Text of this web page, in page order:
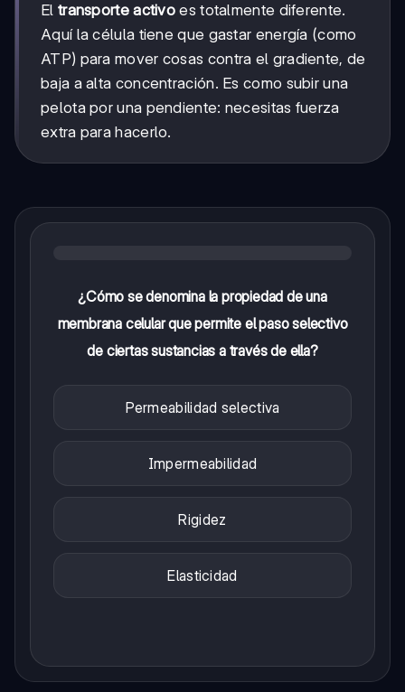
El transporte activo es totalmente diferente.
Aquí la célula tiene que gastar energía (como
ATP) para mover cosas contra el gradiente, de
baja a alta concentración. Es como subir una
pelota por una pendiente: necesitas fuerza
extra para hacerlo.
¿Cómo se denomina la propiedad de una
membrana celular que permite el paso selectivo
de ciertas sustancias a través de ella?
Permeabilidad selectiva
Impermeabilidad
Rigidez
Elasticidad